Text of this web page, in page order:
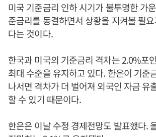
미국 기준금리 인하 시기가 불투명한 가
준금리를 동결하면서 상황을 지켜볼 필
다는 것이다.
한국과 미국의 기준금리 격차는 2.0%포
최대 수준을 유지하고 있다. 한은이 기준
나서면 격차가 더 벌어져 외국인 자금 유
할 수 있기 때문이다.
한은은 이날 수정 경제전망도 발표했다.